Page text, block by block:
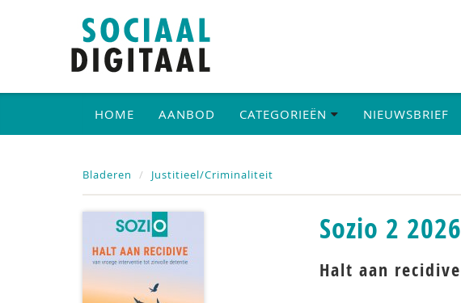
HOME AANBOD CATEGORIEËN NIEUWSBRIEF
Bladeren Justitieel/Criminaliteit
Sozio 2 2026
Halt aan recidive